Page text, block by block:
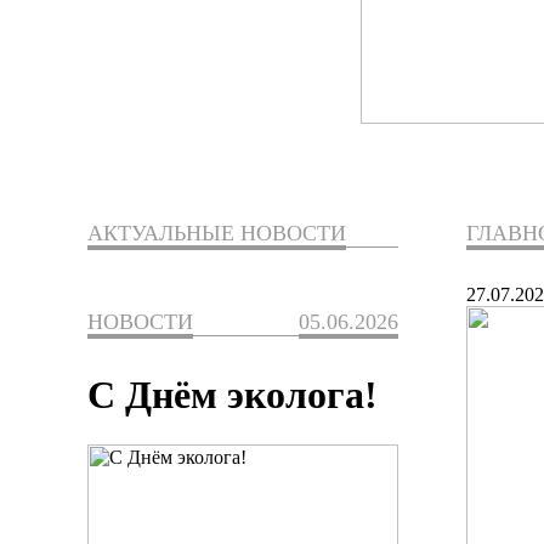
АКТУАЛЬНЫЕ НОВОСТИ
НОВОСТИ 05.06.2026
С Днём эколога!